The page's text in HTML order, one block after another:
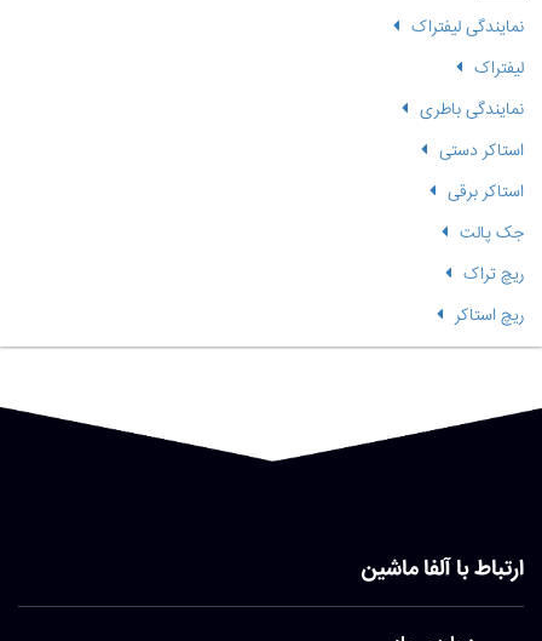
نمایندگی لیفتراک
لیفتراک
نمایندگی باطری
استاکر دستی
استاکر برقی
جک پالت
ریچ تراک
ریچ استاکر
ارتباط با آلفا ماشین